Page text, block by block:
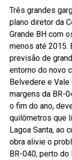
Três grandes
plano diretor da
Grande BH com
menos até 2015.
previsão de
entorno do novo
Belvedere e Vale
margens da BR-
o fim do ano,
quilômetros que
Lagoa Santa, ao
obra alivie o
BR-040, perto